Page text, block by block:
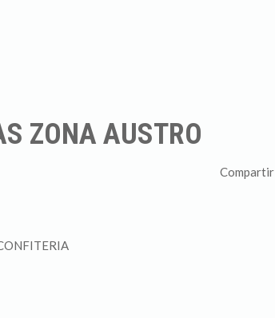
ZONA AUSTRO
Compartir